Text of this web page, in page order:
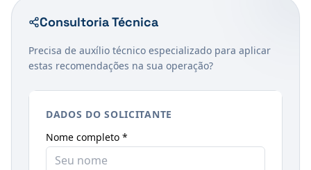
Consultoria Técnica
Precisa de auxílio técnico especializado para aplicar
estas recomendações na sua operação?
DADOS DO SOLICITANTE
Nome completo *